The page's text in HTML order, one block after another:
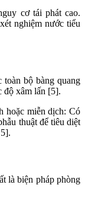
cơ tái phát cao.
nghiệm nước tiểu
toàn bộ bàng quang
độ xâm lấn [5].
hoặc miễn dịch: Có
thuật để tiêu diệt
là biện pháp phòng